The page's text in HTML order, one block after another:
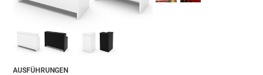
AUSFÜHRUNGEN